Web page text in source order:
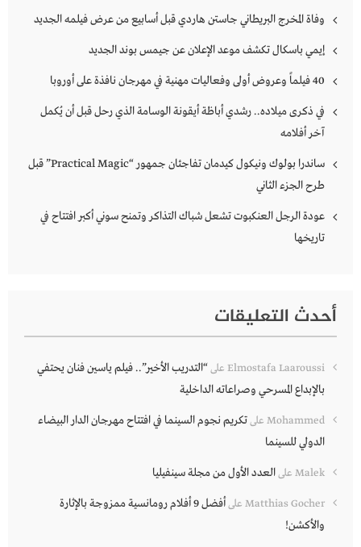
وفاة المخرج البريطاني جاستن هاردي قبل أسابيع من عرض فيلمه الجديد
إيمي باسكال تكشف موعد الإعلان عن جيمس بوند الجديد
40 فيلماً وعروض أولى وفعاليات مهنية في مهرجان نافذة على أوروبا
في ذكرى ميلاده.. رشدي أباظة أيقونة الوسامة الذي رحل قبل أن يُكمل
آخر أفلامه
ساندرا بولوك ونيكول كيدمان تفاجئان جمهور “Practical Magic” قبل
طرح الجزء الثاني
عودة الرجل العنكبوت تشعل شباك التذاكر وتمنح سوني أكبر افتتاح في
تاريخها
أحدث التعليقات
Elmostafa Laaroussi على“التدريب الأخير”.. فيلم ياسين فنان يحتفي
بالإبداع المسرحي وصراعاته الداخلية
Mohammed علىتكريم نجوم السينما في افتتاح مهرجان الدار البيضاء
الدولي للسينما
Malek علىالعدد الأول من مجلة سينفيليا
Matthias Gocher على
أفضل 9 أفلام رومانسية ممزوجة بالإثارة
والأكشن!